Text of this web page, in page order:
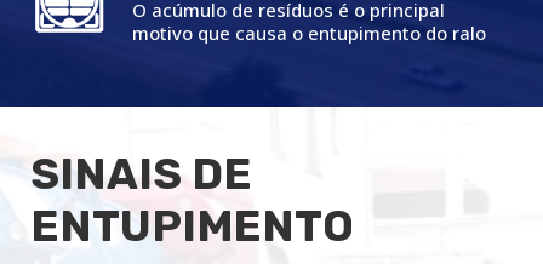
O acúmulo de resíduos é o principal
motivo que causa o entupimento do ralo
SINAIS DE
ENTUPIMENTO